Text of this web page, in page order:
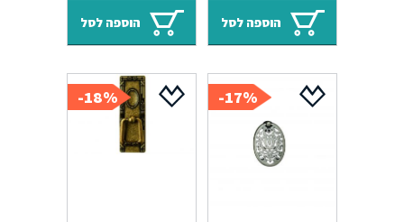
היה:
₪47.
הוא:
₪39.
הוספה לסל
היה:
₪12.
הוא:
₪10.
הוספה לסל
17%-
18%-